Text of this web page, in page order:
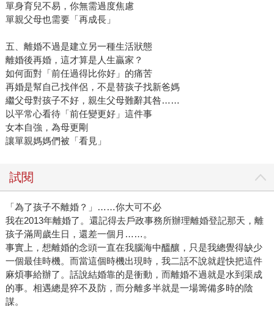
單身育兒不易，你無需過度焦慮
單親父母也需要「再成長」
五、離婚不過是建立另一種生活狀態
離婚後再婚，這才算是人生贏家？
如何面對「前任過得比你好」的痛苦
再婚是幫自己找伴侶，不是替孩子找新爸媽
繼父母對孩子不好，親生父母難辭其咎……
以平常心看待「前任變更好」這件事
女本自強，為母更剛
讓單親媽媽們被「看見」
試閱
「為了孩子不離婚？」……你大可不必
我在2013年離婚了。還記得去戶政事務所辦理離婚登記那天，離
孩子滿周歲生日，還差一個月……。
事實上，想離婚的念頭一直在我腦海中醞釀，只是我總覺得缺少
一個最佳時機。而當這個時機出現時，我二話不說就趕快把這件
麻煩事給辦了。話說結婚靠的是衝動，而離婚不過就是水到渠成
的事。相遇總是猝不及防，而分離多半就是一場籌備多時的陰
謀。